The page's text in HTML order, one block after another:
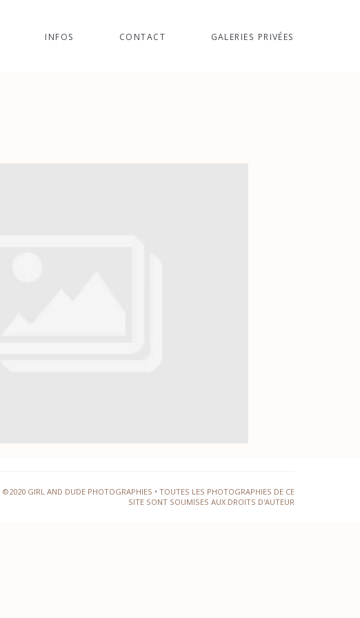
INFOS CONTACT GALERIES PRIVÉES
©2020 GIRL AND DUDE PHOTOGRAPHIES • TOUTES LES PHOTOGRAPHIES DE CE
SITE SONT SOUMISES AUX DROITS D'AUTEUR